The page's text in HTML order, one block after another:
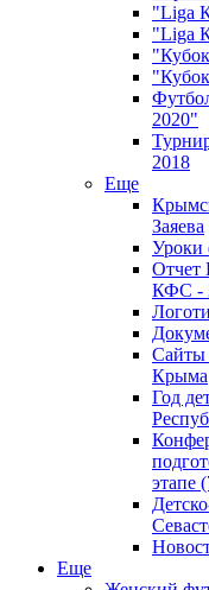
"Liga
"Liga
2020"
2018
Еще
Заяева
Уроки
Отчет
КФС -
Сайты
Крыма
Год
этапе
Еще